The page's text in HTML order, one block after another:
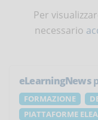
Per
necessario
eLearningNews
FORMAZIONE
PIATTAFORME